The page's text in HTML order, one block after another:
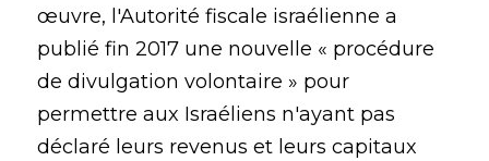
œuvre, l'Autorité fiscale israélienne a
publié fin 2017 une nouvelle « procédure
de divulgation volontaire » pour
permettre aux Israéliens n'ayant pas
déclaré leurs revenus et leurs capitaux